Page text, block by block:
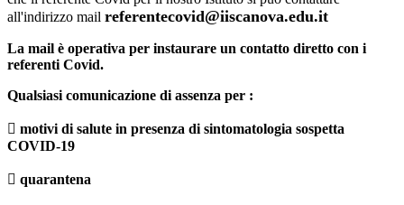
all'indirizzo mail referentecovid@iiscanova.edu.it
La mail è operativa per instaurare un contatto diretto con i
referenti Covid.
Qualsiasi comunicazione di assenza per :
 motivi di salute in presenza di sintomatologia sospetta
COVID-19
 quarantena